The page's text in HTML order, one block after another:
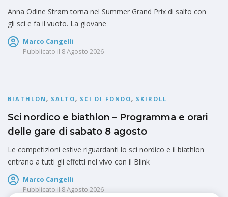
Anna Odine Strøm torna nel Summer Grand Prix di salto con
gli sci e fa il vuoto. La giovane
Marco Cangelli
Pubblicato il 8 Agosto 2026
BIATHLON , SALTO, SCI DI FONDO, SKIROLL
Sci nordico e biathlon – Programma e orari
delle gare di sabato 8 agosto
Le competizioni estive riguardanti lo sci nordico e il biathlon
entrano a tutti gli effetti nel vivo con il Blink
Marco Cangelli
Pubblicato il 8 Agosto 2026